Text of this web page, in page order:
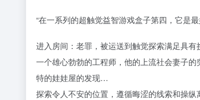
“在一系列的超触觉益智游戏盒子第四，它是
进入房间：老罪，被运送到触觉探索满足具有
一个雄心勃勃的工程师，他的上流社会妻子
特的娃娃屋的发现…
探索令人不安的位置，遵循晦涩的线索和操纵